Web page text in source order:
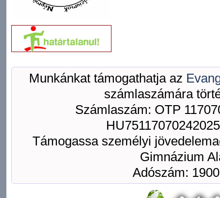
Munkánkat támogathatja az
számlaszámára
Számlaszám: OTP
Támogassa személyi
Gimnázium
Adószám: